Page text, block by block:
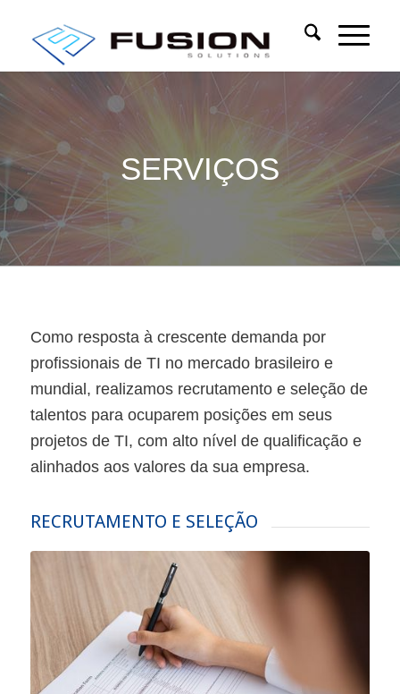
SERVIÇOS
Como resposta à crescente demanda por
profissionais de TI no mercado brasileiro e
mundial, realizamos recrutamento e seleção de
talentos para ocuparem posições em seus
projetos de TI, com alto nível de qualificação e
alinhados aos valores da sua empresa.
RECRUTAMENTO E SELEÇÃO